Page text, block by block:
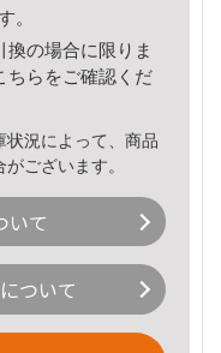
。
の場合に限りま
ちら をご確認くだ
況によって、商品
ございます。
いて
ついて